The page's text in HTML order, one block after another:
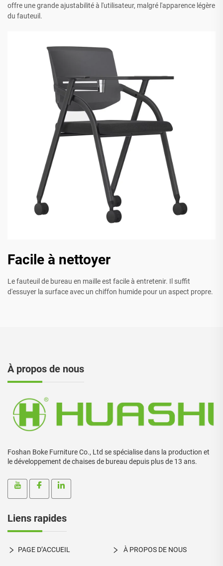
offre une grande ajustabilité à l'utilisateur, malgré l'apparence légère
du fauteuil.
Facile à nettoyer
Le fauteuil de bureau en maille est facile à entretenir. Il suffit
d'essuyer la surface avec un chiffon humide pour un aspect propre.
À propos de nous
Foshan Boke Furniture Co., Ltd se spécialise dans la production et
le développement de chaises de bureau depuis plus de 13 ans.
Liens rapides
PAGE D’ACCUEIL À PROPOS DE NOUS